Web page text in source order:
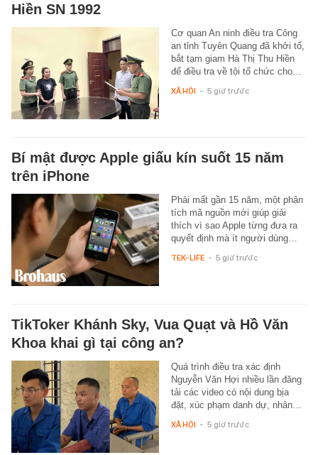
Hiền SN 1992
Cơ quan An ninh điều tra Công
an tỉnh Tuyên Quang đã khởi tố,
bắt tạm giam Hà Thị Thu Hiền
để điều tra về tội tổ chức cho…
XÃ HỘI - 5 giờ trước
Bí mật được Apple giấu kín suốt 15 năm
trên iPhone
Phải mất gần 15 năm, một phân
tích mã nguồn mới giúp giải
thích vì sao Apple từng đưa ra
quyết định mà ít người dùng…
TEK-LIFE - 5 giờ trước
TikToker Khánh Sky, Vua Quạt và Hồ Văn
Khoa khai gì tại công an?
Quá trình điều tra xác định
Nguyễn Văn Hợi nhiều lần đăng
tải các video có nội dung bịa
đặt, xúc phạm danh dự, nhân…
XÃ HỘI - 5 giờ trước